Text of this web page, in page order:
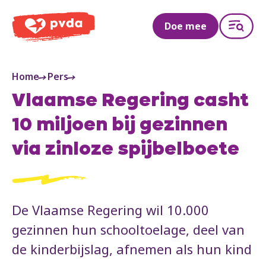
PVDA
Doe mee
Home Pers
Vlaamse Regering casht
10 miljoen bij gezinnen
via zinloze spijbelboete
De Vlaamse Regering wil 10.000
gezinnen hun schooltoelage, deel van
de kinderbijslag, afnemen als hun kind